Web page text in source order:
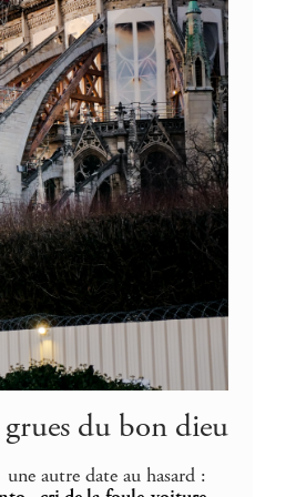
du bon dieu
une autre date au hasard :